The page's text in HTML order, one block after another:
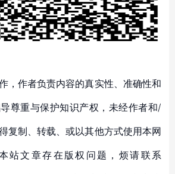
，作者负责内容的真实性、准确性和
尊重与保护知识产权，未经作者和/
复制、转载、或以其他方式使用本网
站文章存在版权问题，烦请联系